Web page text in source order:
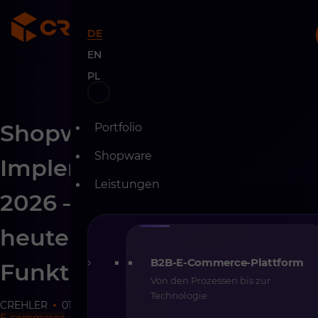
to
content
DE
EN
PL
Portfolio
Shopware
Leistungen
B2B-E-Commerce-Plattform
Von den Prozessen bis zur
Technologie
Shopware-
Implementierung im Jahr
2026 – warum Architektur
heute wichtiger ist als
Funktionen
CREHLER 01-03-2026